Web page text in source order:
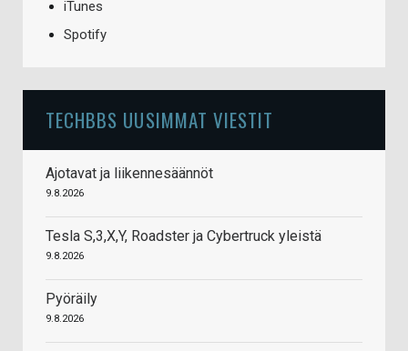
iTunes
Spotify
TECHBBS UUSIMMAT VIESTIT
Ajotavat ja liikennesäännöt
9.8.2026
Tesla S,3,X,Y, Roadster ja Cybertruck yleistä
9.8.2026
Pyöräily
9.8.2026